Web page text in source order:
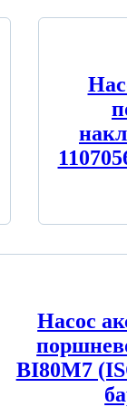
Насос
BI80M7